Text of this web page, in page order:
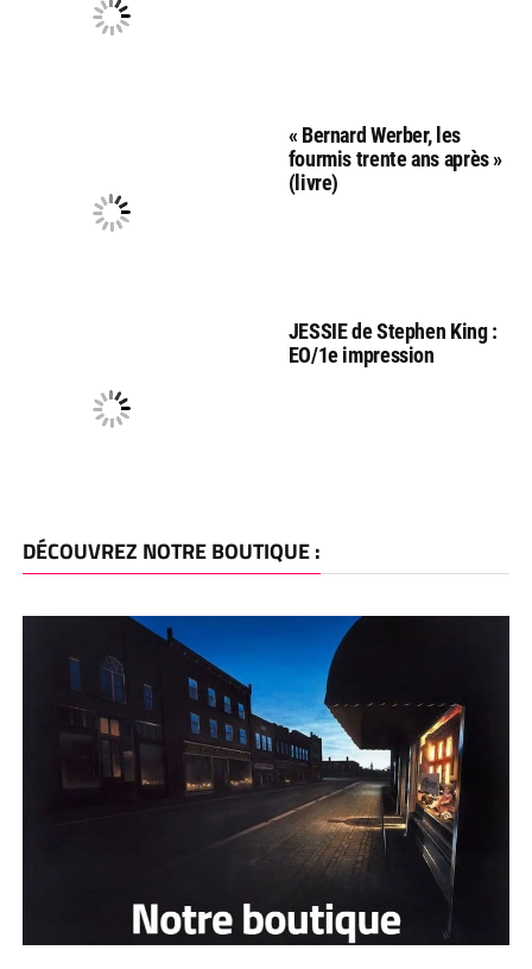
« Bernard Werber, les
fourmis trente ans après »
(livre)
JESSIE de Stephen King :
EO/1e impression
DÉCOUVREZ NOTRE BOUTIQUE :